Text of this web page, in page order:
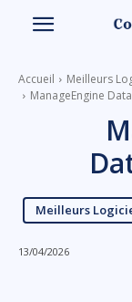
Accueil
Meilleurs
ManageEngine
Meilleurs
13/04/2026